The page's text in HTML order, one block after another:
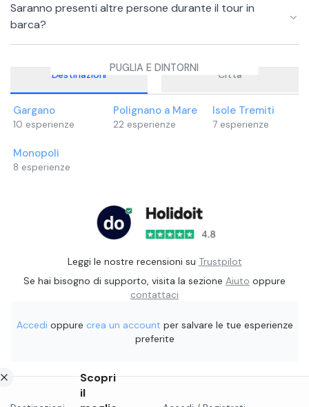
Saranno presenti altre persone durante il tour in
barca?
PUGLIA E DINTORNI
Destinazioni Città
Gargano
10 esperienze
Polignano a Mare
22 esperienze
Isole Tremiti
7 esperienze
Monopoli
8 esperienze
Leggi le nostre recensioni su Trustpilot
Se hai bisogno di supporto, visita la sezione Aiuto oppure
contattaci
Accedi oppure crea un account per salvare le tue esperienze
preferite
Scopri
il